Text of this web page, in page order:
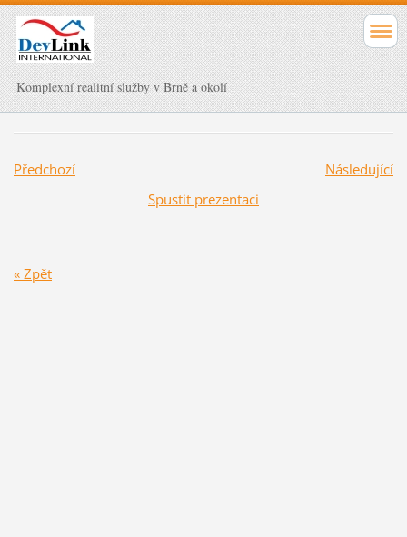
Komplexní realitní služby v Brně a okolí
Předchozí
Následující
Spustit prezentaci
« Zpět